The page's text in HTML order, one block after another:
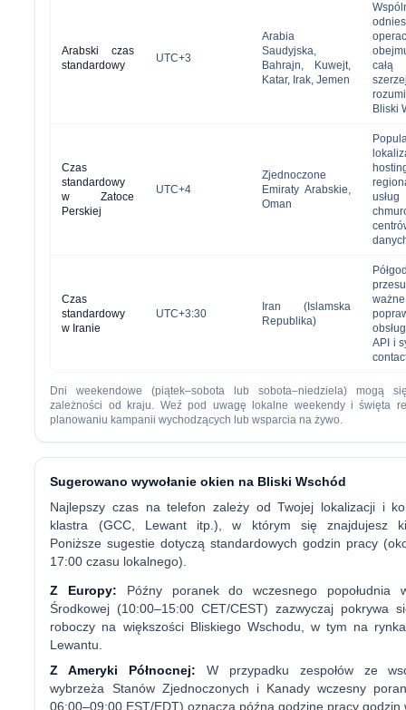
Arabski czas
standardowy
UTC+3
Arabia
Saudyjska,
Bahrajn, Kuwejt,
Katar, Irak, Jemen
Bliski
Czas
standardowy
w Zatoce
Perskiej
UTC+4
Zjednoczone
Emiraty Arabskie,
Oman
usług
Czas
standardowy
w Iranie
UTC+3:30
Iran (Islamska
Republika)
API i
Dni weekendowe (piątek–sobota lub sobota–niedziela) mogą
zależności od kraju. Weź pod uwagę lokalne weekendy i święta
planowaniu kampanii wychodzących lub wsparcia na żywo.
Sugerowano wywołanie okien na Bliski Wschód
Najlepszy czas na telefon zależy od Twojej lokalizacji i
klastra (GCC, Lewant itp.), w którym się znajdujesz
Poniższe sugestie dotyczą standardowych godzin pracy
17:00 czasu lokalnego).
Z Europy: Późny poranek do wczesnego popołudnia
Środkowej (10:00–15:00 CET/CEST) zazwyczaj pokrywa
roboczy na większości Bliskiego Wschodu, w tym na
Lewantu.
Z Ameryki Północnej: W przypadku zespołów ze
wybrzeża Stanów Zjednoczonych i Kanady wczesny
06:00–09:00 EST/EDT) oznacza późną godzinę pracy godzin